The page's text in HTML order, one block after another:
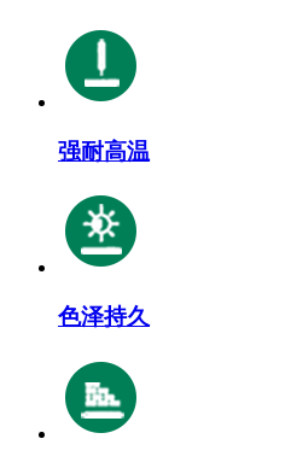
强耐高温
色泽持久